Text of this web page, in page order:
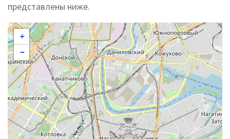
представлены ниже.
+
−